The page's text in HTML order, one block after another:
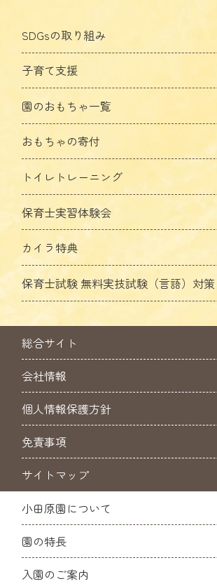
SDGsの取り組み
子育て支援
園のおもちゃ一覧
おもちゃの寄付
トイレトレーニング
保育士実習体験会
カイラ特典
保育士試験 無料実技試験（言語）対策
総合サイト
会社情報
個人情報保護方針
免責事項
サイトマップ
小田原園について
園の特長
入園のご案内